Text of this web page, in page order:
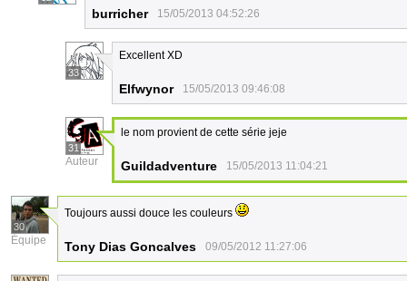
burricher 15/05/2013 04:52:26
33
Excellent XD
Elfwynor 15/05/2013 09:46:08
31
Auteur
le nom provient de cette série jeje
Guildadventure 15/05/2013 11:04:21
30
Équipe
Toujours aussi douce les couleurs
Tony Dias Goncalves 09/05/2012 11:27:06